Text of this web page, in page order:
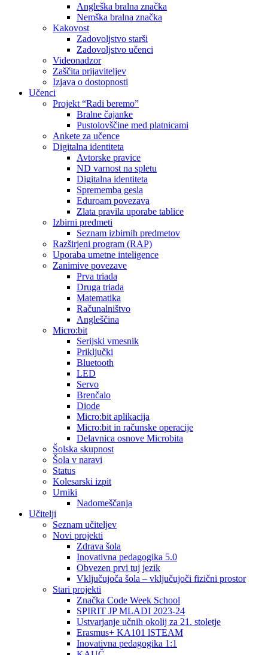
Angleška bralna značka
Nemška bralna značka
Kakovost
Zadovoljstvo starši
Zadovoljstvo učenci
Videonadzor
Zaščita prijaviteljev
Izjava o dostopnosti
Učenci
Projekt “Radi beremo”
Bralne čajanke
Pustolovščine med platnicami
Ankete za učence
Digitalna identiteta
Avtorske pravice
ND varnost na spletu
Digitalna identiteta
Sprememba gesla
Eduroam povezava
Zlata pravila uporabe tablice
Izbirni predmeti
Seznam izbirnih predmetov
Razširjeni program (RAP)
Uporaba umetne inteligence
Zanimive povezave
Prva triada
Druga triada
Matematika
Računalništvo
Angleščina
Micro:bit
Serijski vmesnik
Priključki
Bluetooth
LED
Servo
Brenčalo
Diode
Micro:bit aplikacija
Micro:bit in računske operacije
Delavnica osnove Microbita
Šolska skupnost
Šola v naravi
Status
Kolesarski izpit
Urniki
Nadomeščanja
Učitelji
Seznam učiteljev
Novi projekti
Zdrava šola
Inovativna pedagogika 5.0
Obvezen prvi tuj jezik
Vključujoča šola – vključujoči fizični prostor
Stari projekti
Značka Code Week School
SPIRIT JP MLADI 2023-24
Ustvarjanje učnih okolij za 21. stoletje
Erasmus+ KA101 lSTEAM
Inovativna pedagogika 1:1